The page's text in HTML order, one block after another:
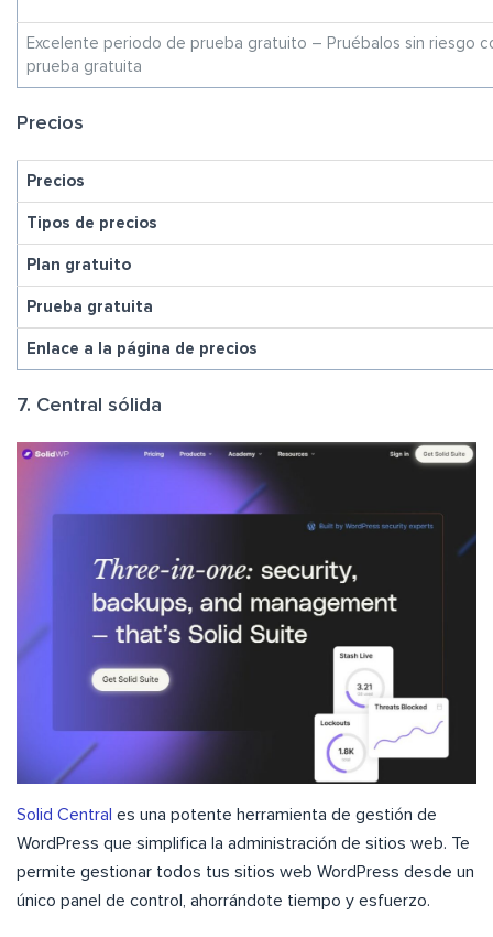
Excelente periodo de prueba gratuito – Pruébalos sin riesgo
prueba gratuita
Precios
Precios
Tipos de precios
Plan gratuito
Prueba gratuita
Enlace a la página de precios
7. Central sólida
Solid Central es una potente herramienta de gestión de
WordPress que simplifica la administración de sitios web. Te
permite gestionar todos tus sitios web WordPress desde un
único panel de control, ahorrándote tiempo y esfuerzo.